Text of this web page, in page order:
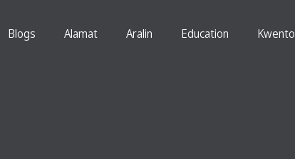
Blogs Alamat Aralin Education Kwento